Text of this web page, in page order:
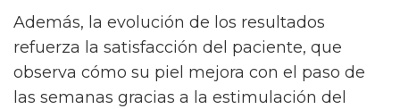
Además, la evolución de los resultados
refuerza la satisfacción del paciente, que
observa cómo su piel mejora con el paso de
las semanas gracias a la estimulación del